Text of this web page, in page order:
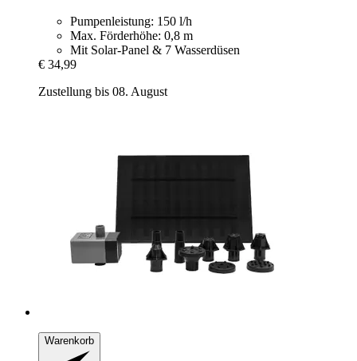
Pumpenleistung: 150 l/h
Max. Förderhöhe: 0,8 m
Mit Solar-Panel & 7 Wasserdüsen
€ 34,99
Zustellung bis 08. August
Warenkorb